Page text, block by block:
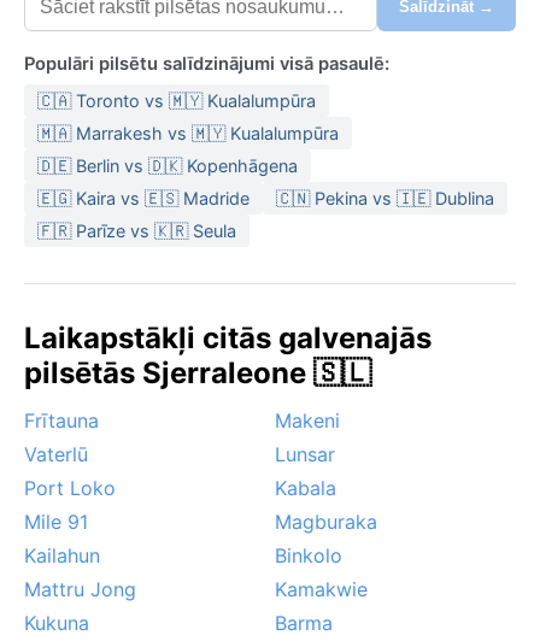
Salīdzināt →
Populāri pilsētu salīdzinājumi visā pasaulē:
🇨🇦 Toronto vs 🇲🇾 Kualalumpūra
🇲🇦 Marrakesh vs 🇲🇾 Kualalumpūra
🇩🇪 Berlin vs 🇩🇰 Kopenhāgena
🇪🇬 Kaira vs 🇪🇸 Madride
🇨🇳 Pekina vs 🇮🇪 Dublina
🇫🇷 Parīze vs 🇰🇷 Seula
Laikapstākļi citās galvenajās
pilsētās Sjerraleone 🇸🇱
Frītauna
Makeni
Vaterlū
Lunsar
Port Loko
Kabala
Mile 91
Magburaka
Kailahun
Binkolo
Mattru Jong
Kamakwie
Kukuna
Barma